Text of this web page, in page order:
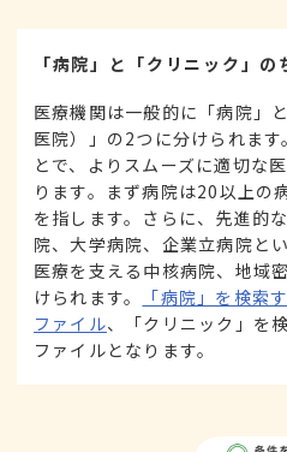
「病院」と「クリニック」の
医療機関は一般的に「病院」
医院）」の2つに分けられま
とで、よりスムーズに適切な
ります。まず病院は20以上の
を指します。さらに、先進的
院、大学病院、企業立病院と
医療を支える中核病院、地域
けられます。
「病院」を検索
ファイル、「クリニック」を
ファイルとなります。